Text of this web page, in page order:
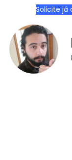
Solicite já